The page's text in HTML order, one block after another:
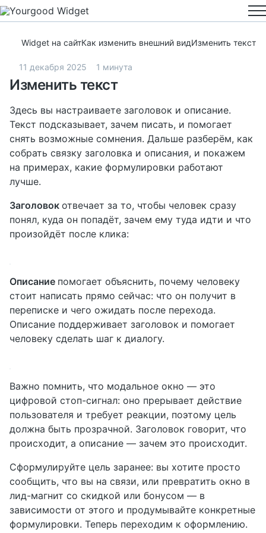
Widget на сайтКак изменить внешний видИзменить текст
11 декабря 2025 1 минута
Изменить текст
Здесь вы настраиваете заголовок и описание.
Текст подсказывает, зачем писать, и помогает
снять возможные сомнения. Дальше разберём, как
собрать связку заголовка и описания, и покажем
на примерах, какие формулировки работают
лучше.
Заголовок отвечает за то, чтобы человек сразу
понял, куда он попадёт, зачем ему туда идти и что
произойдёт после клика:
Описание помогает объяснить, почему человеку
стоит написать прямо сейчас: что он получит в
переписке и чего ожидать после перехода.
Описание поддерживает заголовок и помогает
человеку сделать шаг к диалогу.
Важно помнить, что модальное окно — это
цифровой стоп-сигнал: оно прерывает действие
пользователя и требует реакции, поэтому цель
должна быть прозрачной. Заголовок говорит, что
происходит, а описание — зачем это происходит.
Сформулируйте цель заранее: вы хотите просто
сообщить, что вы на связи, или превратить окно в
лид-магнит со скидкой или бонусом — в
зависимости от этого и продумывайте конкретные
формулировки. Теперь переходим к оформлению.